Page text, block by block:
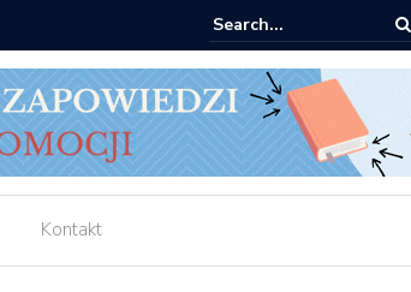
Empik: 2 książki za 30 zł
Kontakt